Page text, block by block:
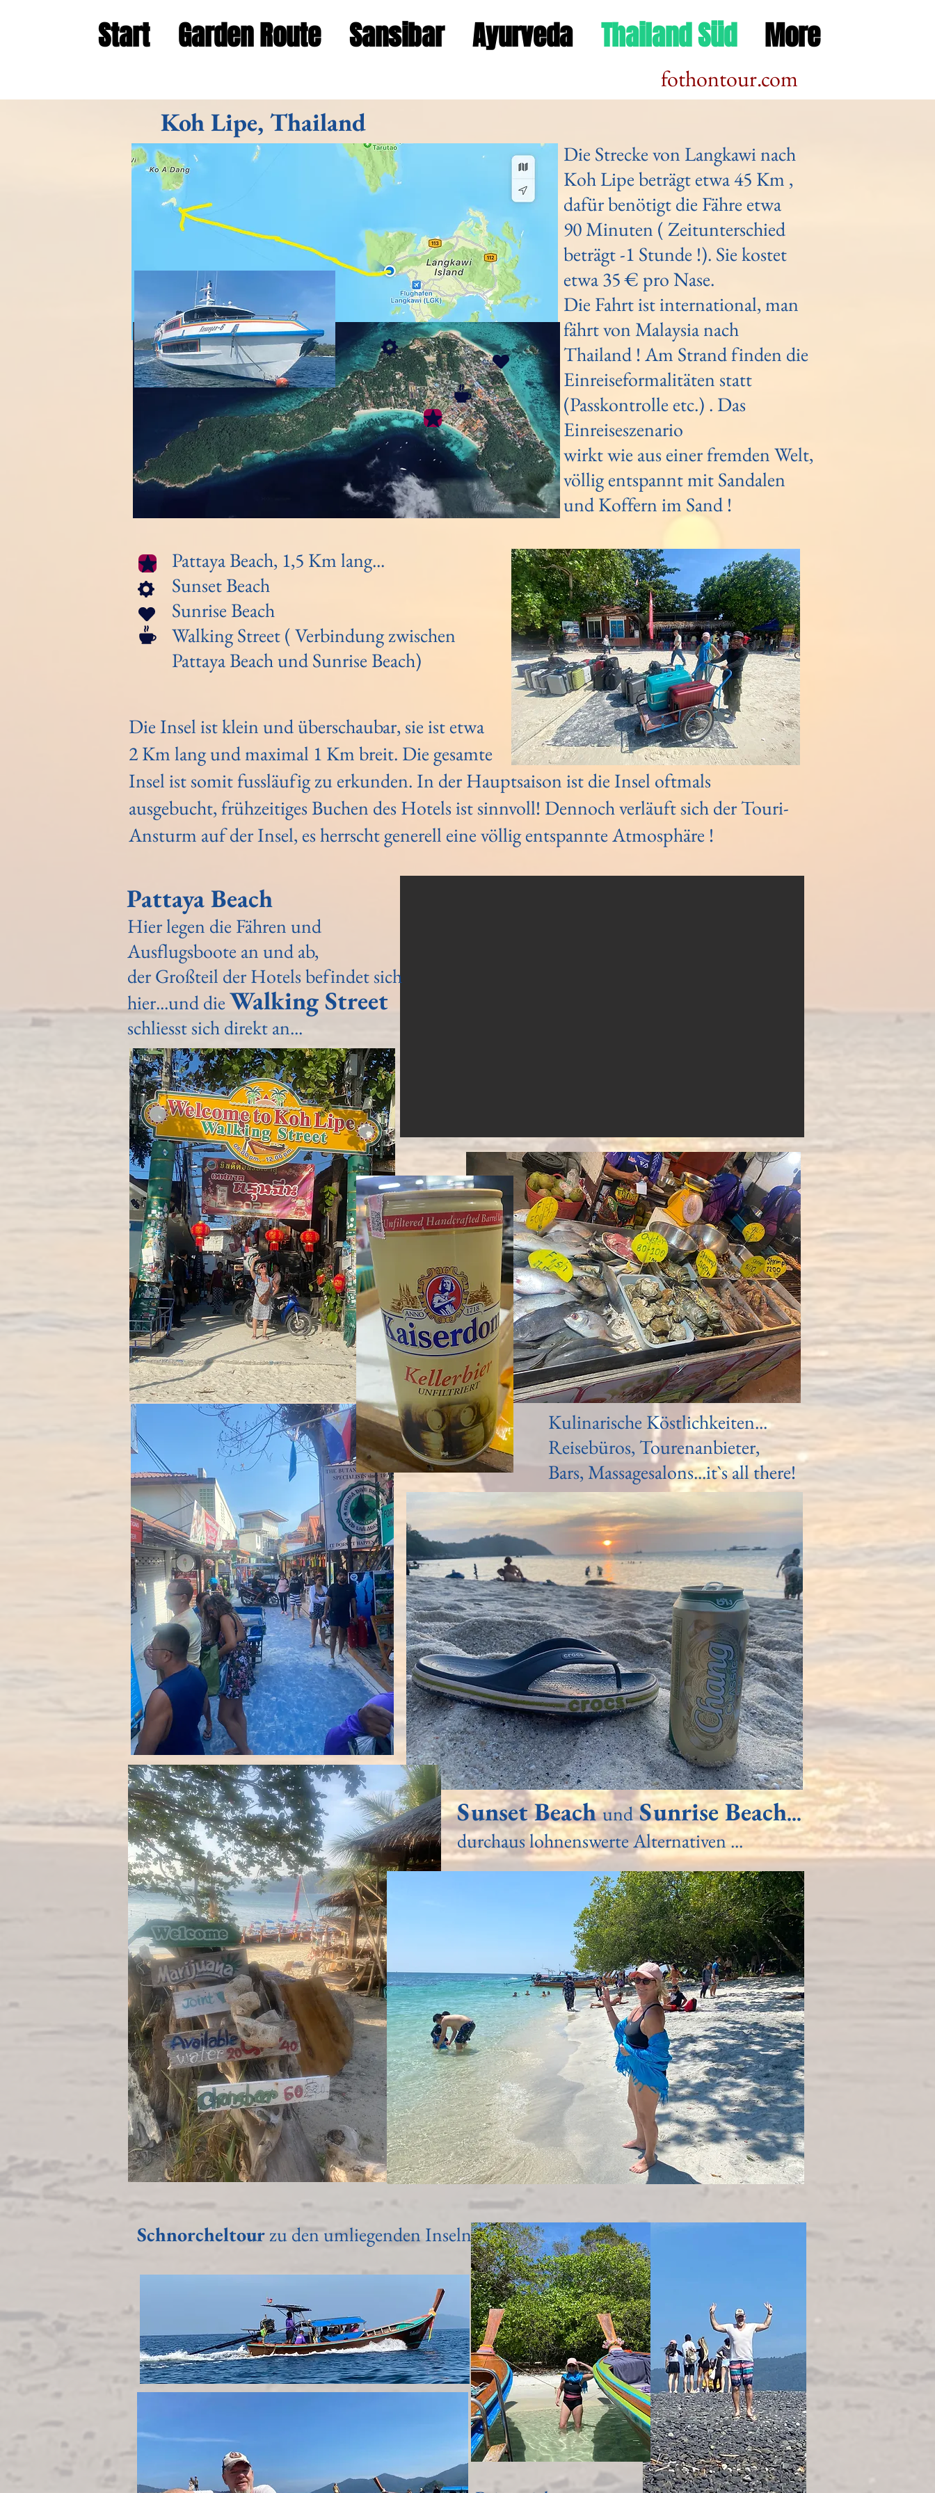
Start Garden Route Sansibar Ayurveda Thailand Süd More
fothontour.com
Koh Lipe, Thailand
Die Strecke von Langkawi nach
Koh Lipe beträgt etwa 45 Km ,
dafür benötigt die Fähre etwa
90 Minuten ( Zeitunterschied
beträgt -1 Stunde !). Sie kostet
etwa 35 € pro Nase.
Die Fahrt ist international, man
fährt von Malaysia nach
Thailand ! Am Strand finden die
Einreiseformalitäten statt
(Passkontrolle etc.) . Das
Einreiseszenario
wirkt wie aus einer fremden Welt,
völlig entspannt mit Sandalen
und Koffern im Sand !
Pattaya Beach, 1,5 Km lang...
Sunset Beach
Sunrise Beach
Walking Street ( Verbindung zwischen
Pattaya Beach und Sunrise Beach)
Die Insel ist klein und überschaubar, sie ist etwa
2 Km lang und maximal 1 Km breit. Die gesamte
Insel ist somit fussläufig zu erkunden. In der Hauptsaison ist die Insel oftmals
ausgebucht, frühzeitiges Buchen des Hotels ist sinnvoll! Dennoch verläuft sich der Touri-
Ansturm auf der Insel, es herrscht generell eine völlig entspannte Atmosphäre !
Pattaya Beach
Kulinarische Köstlichkeiten...
Reisebüros, Tourenanbieter,
Bars, Massagesalons...it`s all there!
Hier legen die Fähren und
Ausflugsboote an und ab,
der Großteil der Hotels befindet sich
hier...und dieWalking Street
schliesst sich direkt an...
Sunset BeachundSunrise Beach...
durchaus lohnenswerte Alternativen ...
Schnorcheltourzu den umliegenden Inseln